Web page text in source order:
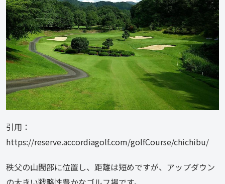
引用：
https://reserve.accordiagolf.com/golfCourse/chichibu/
秩父の山間部に位置し、距離は短めですが、アップダウン